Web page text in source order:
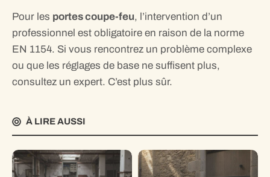
Pour les portes coupe-feu, l’intervention d’un
professionnel est obligatoire en raison de la norme
EN 1154. Si vous rencontrez un problème complexe
ou que les réglages de base ne suffisent plus,
consultez un expert. C’est plus sûr.
À LIRE AUSSI